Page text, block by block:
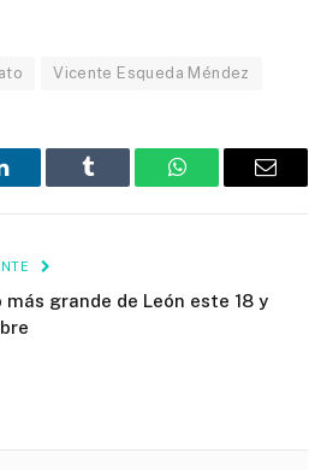
Vicente Esqueda Méndez
Tumblr WhatsAppEmail
más grande de León este 18 y